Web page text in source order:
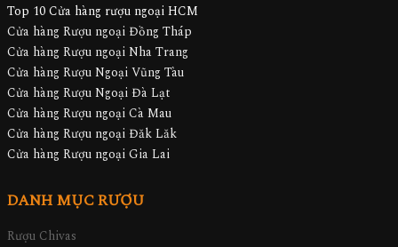
Top 10 Cửa hàng rượu ngoại HCM
Cửa hàng Rượu ngoại Đồng Tháp
Cửa hàng Rượu ngoại Nha Trang
Cửa hàng Rượu Ngoại Vũng Tàu
Cửa hàng Rượu Ngoại Đà Lạt
Cửa hàng Rượu ngoại Cà Mau
Cửa hàng Rượu ngoại Đăk Lăk
Cửa hàng Rượu ngoại Gia Lai
DANH MỤC RƯỢU
Rượu Chivas